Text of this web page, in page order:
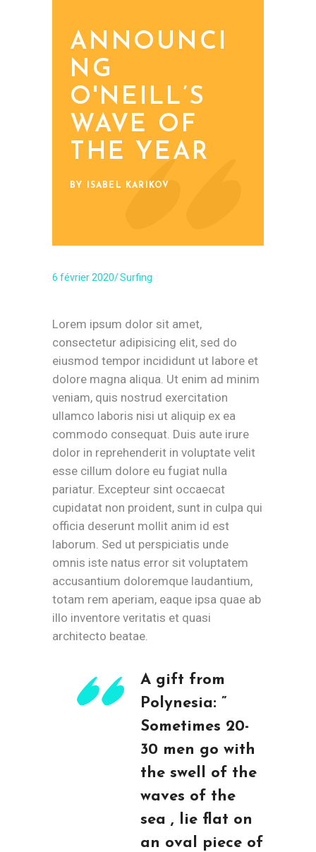
ANNOUNCI
NG
O'NEILL’S
WAVE OF
THE YEAR
BY ISABEL KARIKOV
6 février 2020 Surfing
Lorem ipsum dolor sit amet,
consectetur adipisicing elit, sed do
eiusmod tempor incididunt ut labore et
dolore magna aliqua. Ut enim ad minim
veniam, quis nostrud exercitation
ullamco laboris nisi ut aliquip ex ea
commodo consequat. Duis aute irure
dolor in reprehenderit in voluptate velit
esse cillum dolore eu fugiat nulla
pariatur. Excepteur sint occaecat
cupidatat non proident, sunt in culpa qui
officia deserunt mollit anim id est
laborum. Sed ut perspiciatis unde
omnis iste natus error sit voluptatem
accusantium doloremque laudantium,
totam rem aperiam, eaque ipsa quae ab
illo inventore veritatis et quasi
architecto beatae.
A gift from
Polynesia: ”
Sometimes 20-
30 men go with
the swell of the
waves of the
sea , lie flat on
an oval piece of